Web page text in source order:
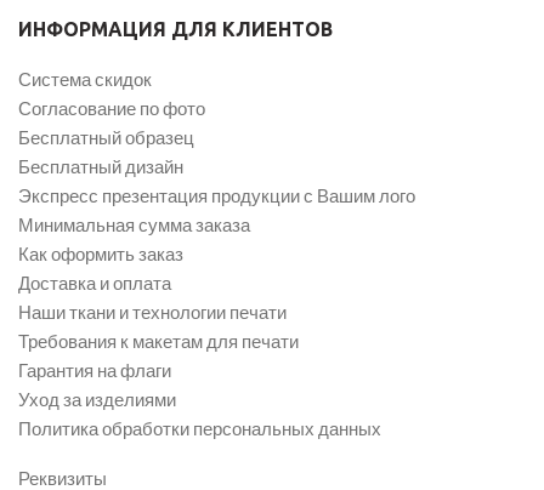
ИНФОРМАЦИЯ ДЛЯ КЛИЕНТОВ
Система скидок
Согласование по фото
Бесплатный образец
Бесплатный дизайн
Экспресс презентация продукции с Вашим лого
Минимальная сумма заказа
Как оформить заказ
Доставка и оплата
Наши ткани и технологии печати
Требования к макетам для печати
Гарантия на флаги
Уход за изделиями
Политика обработки персональных данных
Реквизиты